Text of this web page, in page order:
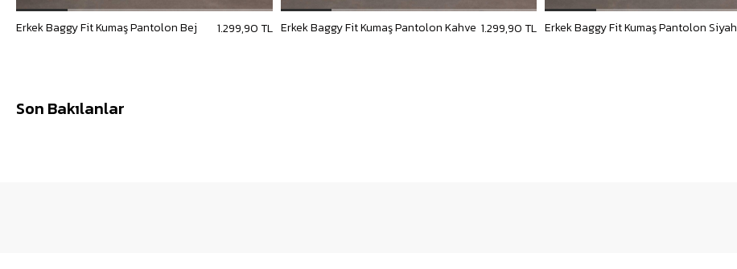
Erkek Baggy Fit Kumaş Pantolon Bej 1.299,90 TL Erkek Baggy Fit Kumaş Pantolon Kahve 1.299,90 TL Erkek Baggy Fit Kumaş Pantolon Siyah
Son Bakılanlar